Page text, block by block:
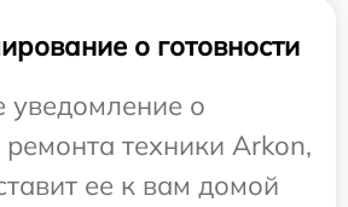
о готовности
уведомление о
техники Arkon,
ее к вам домой